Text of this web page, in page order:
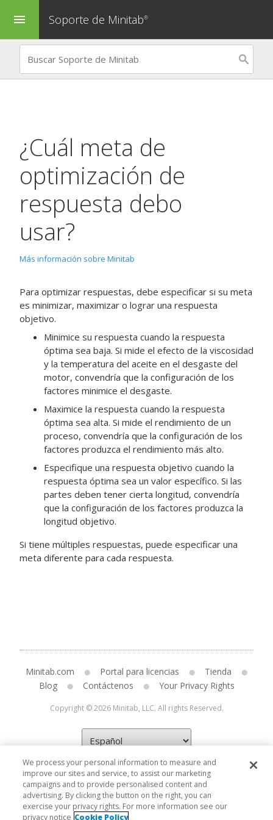
menu Soporte de Minitab®
¿Cuál meta de
optimización de
respuesta debo
usar?
Más información sobre Minitab
Para optimizar respuestas, debe especificar si su meta
es minimizar, maximizar o lograr una respuesta
objetivo.
Minimice su respuesta cuando la respuesta
óptima sea baja. Si mide el efecto de la viscosidad
y la temperatura del aceite en el desgaste del
motor, convendría que la configuración de los
factores minimice el desgaste.
Maximice la respuesta cuando la respuesta
óptima sea alta. Si mide el rendimiento de un
proceso, convendría que la configuración de los
factores produzca el rendimiento más alto.
Especifique una respuesta objetivo cuando la
respuesta óptima sea un valor específico. Si las
partes deben tener cierta longitud, convendría
que la configuración de los factores produzca la
longitud objetivo.
Si tiene múltiples respuestas, puede especificar una
meta diferente para cada respuesta.
Minitab.com Portal para licencias
Tienda
Blog
Contáctenos Your Privacy Rights
Copyright © 2026 Minitab, LLC. All rights Reserved.
We process your personal information to measure and
improve our sites and service, to assist our marketing
campaigns and to provide personalised content and
advertising. By clicking the button on the right, you can
exercise your privacy rights. For more information see our
privacy notice Cookie Policy